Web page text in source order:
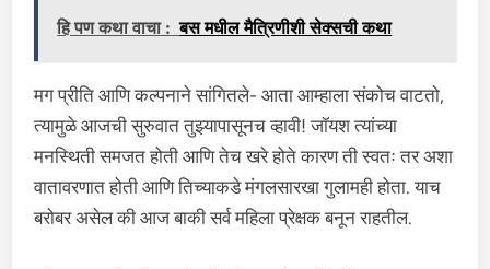
हि पण कथा वाचा : बस मधील मैत्रिणीशी सेक्सची कथा
मग प्रीति आणि कल्पनाने सांगितले- आता आम्हाला संकोच वाटतो,
त्यामुळे आजची सुरुवात तुझ्यापासूनच व्हावी! जॉयश त्यांच्या
मनस्थिती समजत होती आणि तेच खरे होते कारण ती स्वतः तर अशा
वातावरणात होती आणि तिच्याकडे मंगलसारखा गुलामही होता. याच
बरोबर असेल की आज बाकी सर्व महिला प्रेक्षक बनून राहतील.